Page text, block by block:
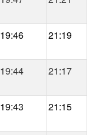
19:46 21:19
19:44 21:17
19:43 21:15